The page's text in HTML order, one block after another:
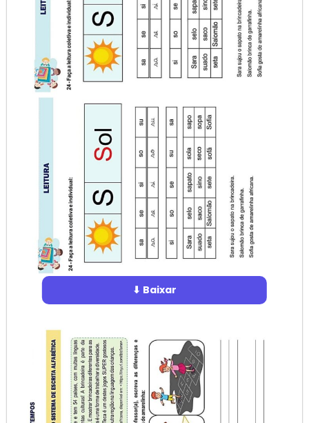
⬇ Baixar